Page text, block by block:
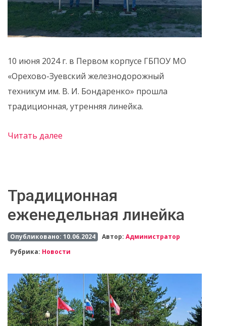
10 июня 2024 г. в Первом корпусе ГБПОУ МО
«Орехово-Зуевский железнодорожный
техникум им. В. И. Бондаренко» прошла
традиционная, утренняя линейка.
Читать далее
Традиционная
еженедельная линейка
Опубликовано: 10.06.2024 Автор:Администратор
Рубрика: Новости